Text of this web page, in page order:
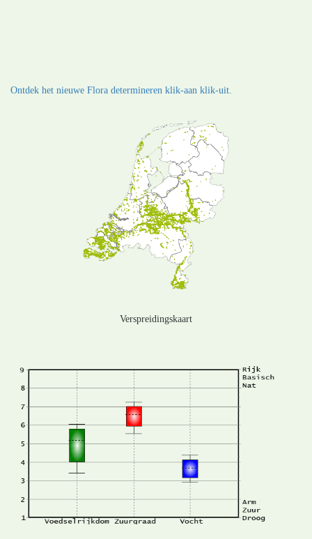
Ontdek het nieuwe Flora determineren klik-aan klik-uit.
Verspreidingskaart